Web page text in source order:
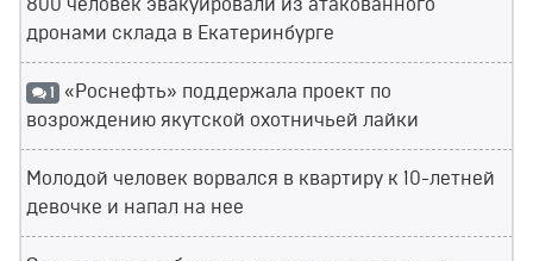
800 человек эвакуировали из атакованного
дронами склада в Екатеринбурге
1 «Роснефть» поддержала проект по
возрождению якутской охотничьей лайки
Молодой человек ворвался в квартиру к 10-летней
девочке и напал на нее